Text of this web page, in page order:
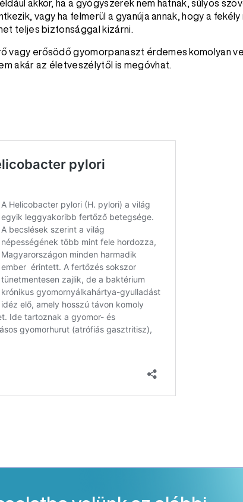
akkor, ha a gyógyszerek nem hatnak, súlyos
vagy ha felmerül a gyanúja annak, hogy a
teljes biztonsággal kizárni.
vagy erősödő gyomorpanaszt érdemes komolyan
akár az életveszélytől is megóvhat.